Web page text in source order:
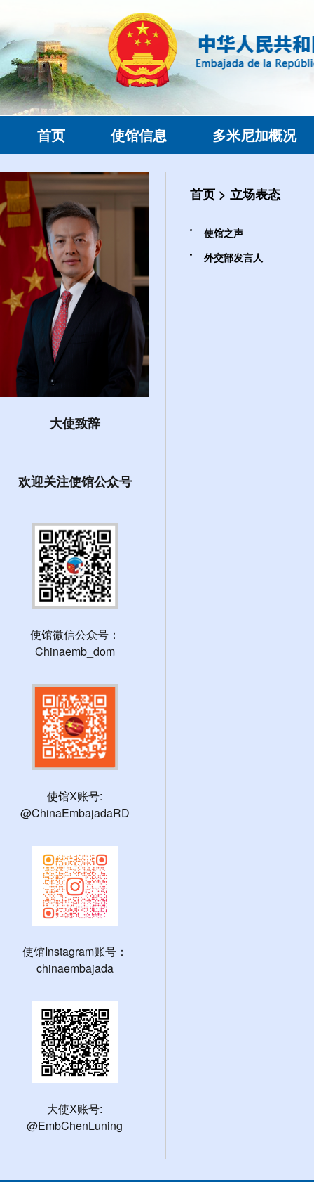
首页 使馆信息 多米尼加概况
大使致辞
欢迎关注使馆公众号
使馆微信公众号：
Chinaemb_dom
使馆X账号:
@ChinaEmbajadaRD
使馆Instagram账号：
chinaembajada
大使X账号:
@EmbChenLuning
首页 > 立场表态
使馆之声
外交部发言人